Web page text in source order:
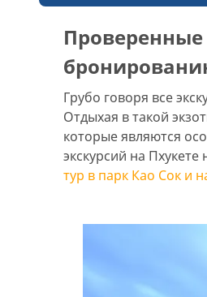
Проверенные
Грубо говоря все
Отдыхая в такой
которые являются
экскурсий на
тур в парк Као Сок и